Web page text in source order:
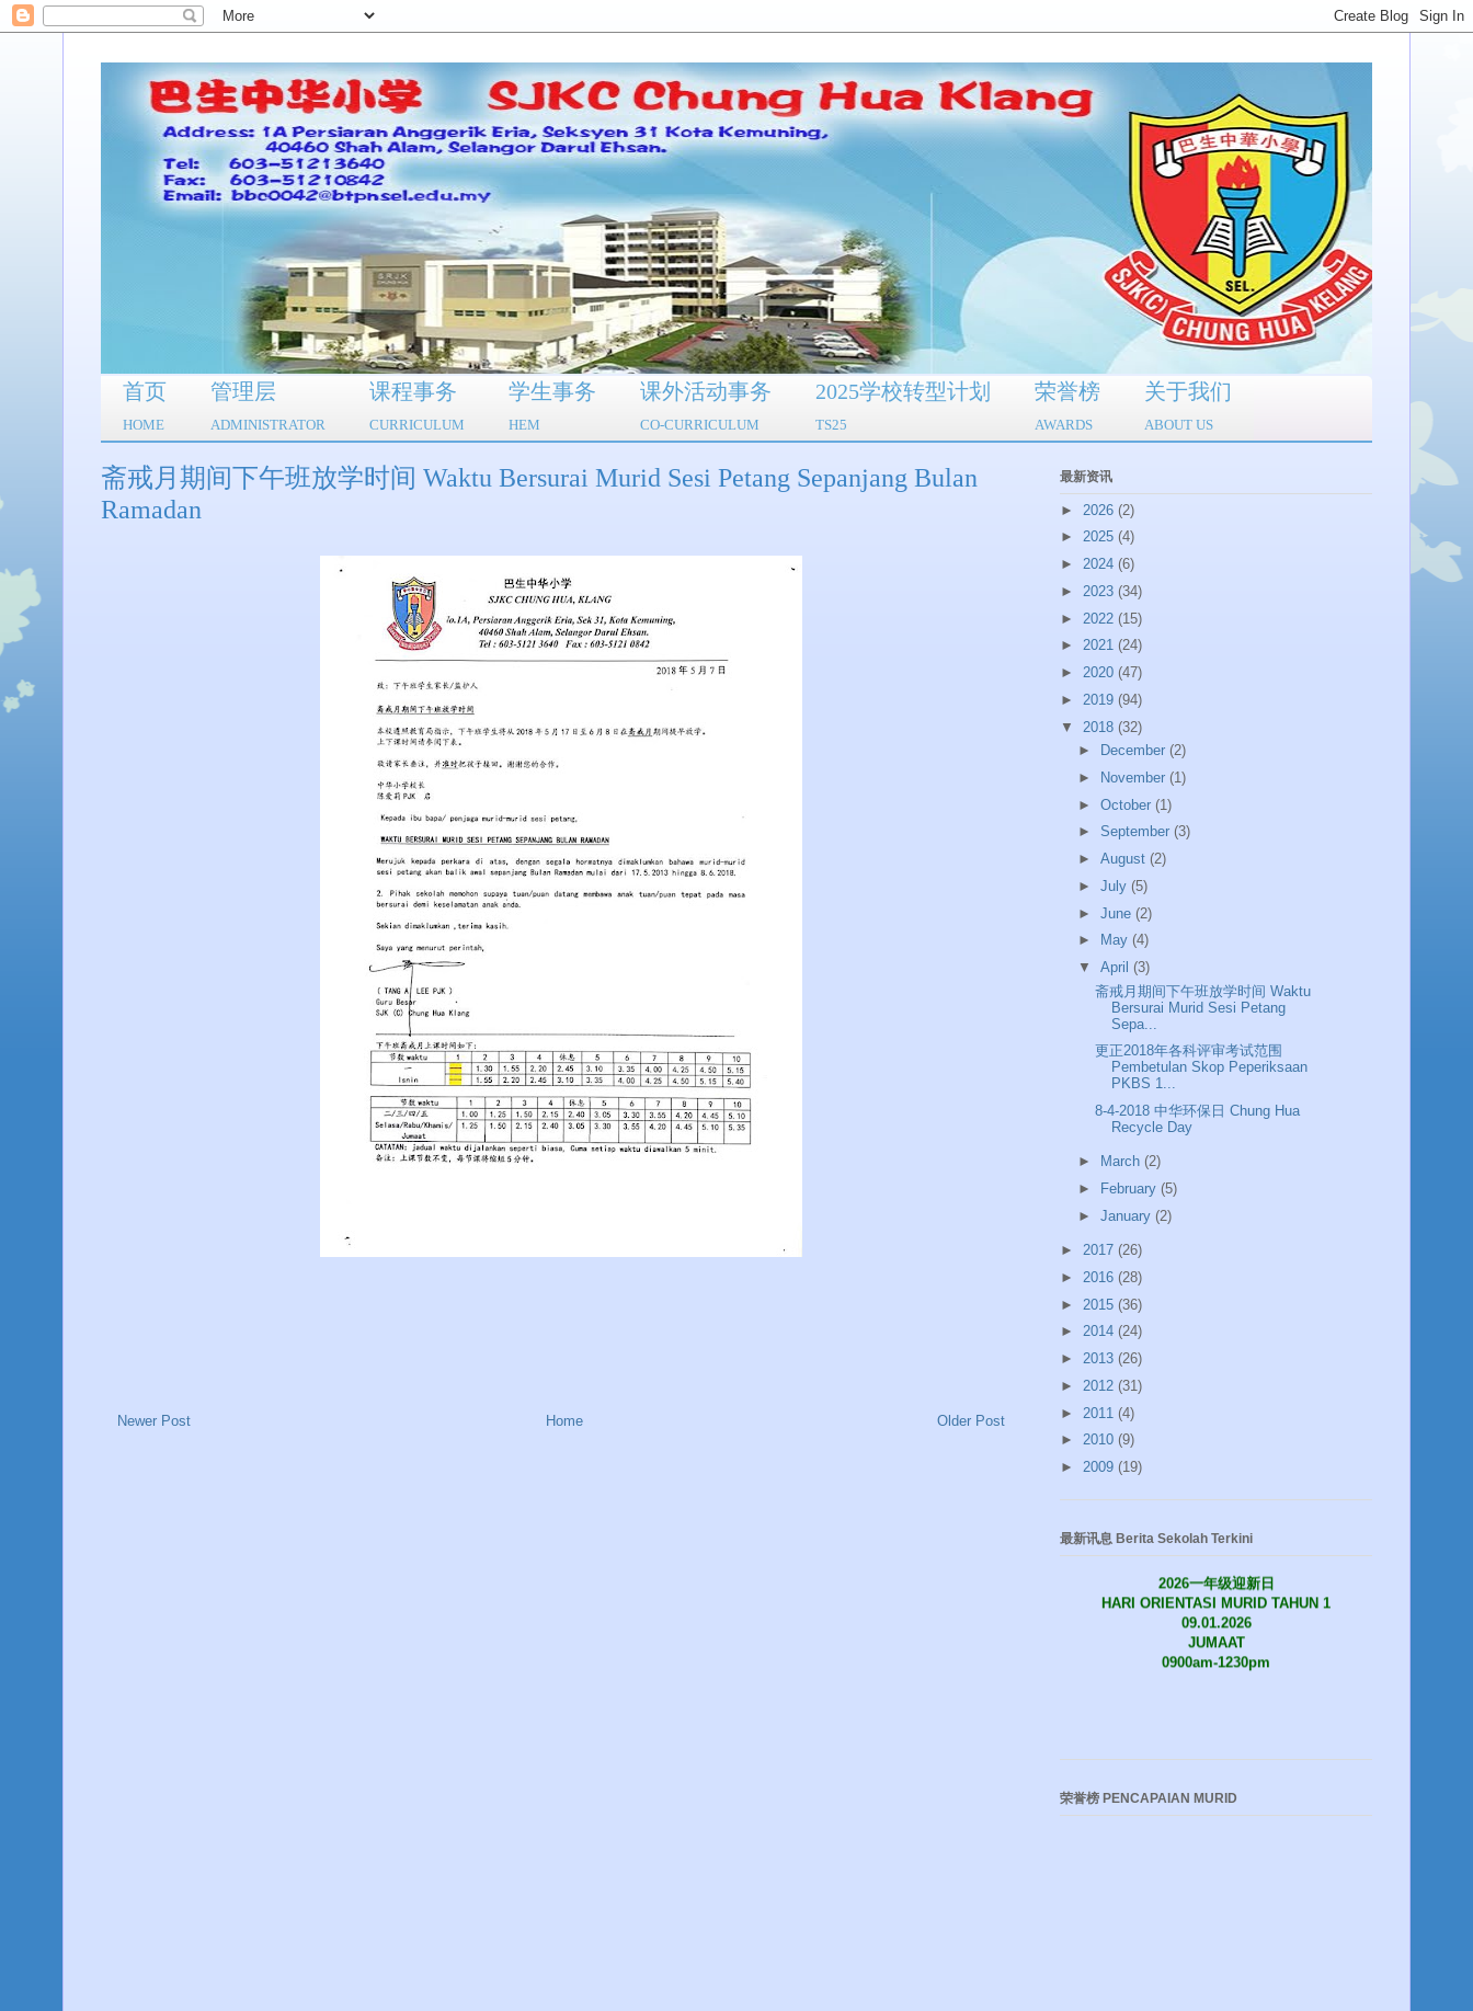
首页
HOME
管理层
ADMINISTRATOR
课程事务
CURRICULUM
学生事务
HEM
课外活动事务
CO-CURRICULUM
2025学校转型计划
TS25
荣誉榜
AWARDS
关于我们
ABOUT US
斋戒月期间下午班放学时间 Waktu Bersurai Murid Sesi Petang Sepanjang Bulan
Ramadan
Newer Post Older Post
Home
最新资讯
► 2026 (2)
► 2025 (4)
► 2024 (6)
► 2023 (34)
► 2022 (15)
► 2021 (24)
► 2020 (47)
► 2019 (94)
▼ 2018 (32)
►
December (2)
►
November (1)
► October (1)
► September (3)
► August (2)
► July (5)
► June (2)
►
May (4)
▼ April (3)
斋戒月期间下午班放学时间 Waktu
Bersurai Murid Sesi Petang
Sepa...
更正2018年各科评审考试范围
Pembetulan Skop Peperiksaan
PKBS 1...
8-4-2018 中华环保日 Chung Hua
Recycle Day
► March (2)
►
February (5)
► January (2)
► 2017 (26)
► 2016 (28)
► 2015 (36)
► 2014 (24)
► 2013 (26)
► 2012 (31)
► 2011 (4)
► 2010 (9)
► 2009 (19)
最新讯息 Berita Sekolah Terkini
2026一年级迎新日
HARI ORIENTASI MURID TAHUN 1
09.01.2026
JUMAAT
0900am-1230pm
荣誉榜 PENCAPAIAN MURID